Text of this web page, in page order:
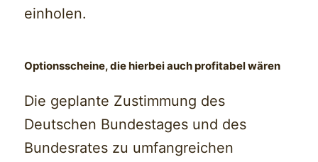
einholen.
Optionsscheine, die hierbei auch profitabel wären
Die geplante Zustimmung des
Deutschen Bundestages und des
Bundesrates zu umfangreichen